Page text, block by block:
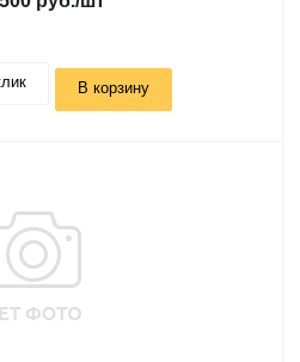
В корзину